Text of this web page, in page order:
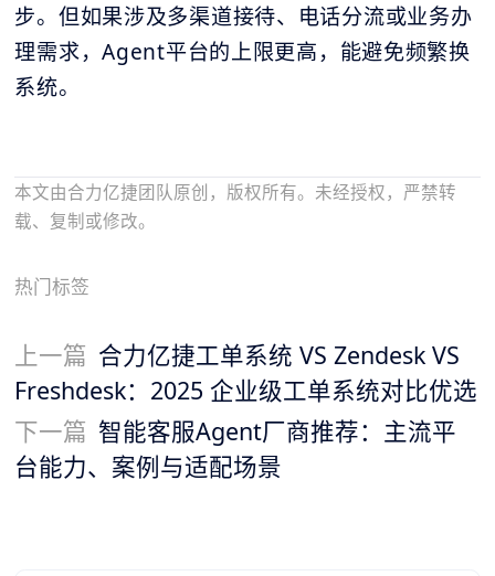
步。但如果涉及多渠道接待、电话分流或业务办
理需求，Agent平台的上限更高，能避免频繁换
系统。
本文由合力亿捷团队原创，版权所有。未经授权，严禁转
载、复制或修改。
热门标签
上一篇 合力亿捷工单系统 VS Zendesk VS
Freshdesk：2025 企业级工单系统对比优选
下一篇 智能客服Agent厂商推荐：主流平
台能力、案例与适配场景